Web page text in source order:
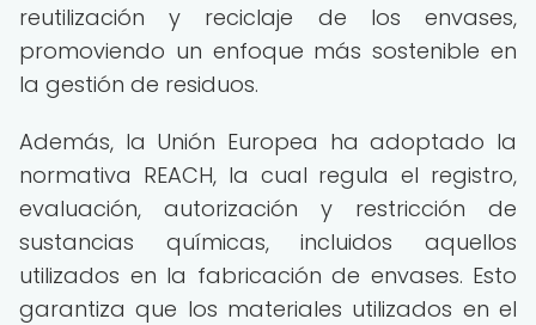
reutilización y reciclaje de los envases,
promoviendo un enfoque más sostenible en
la gestión de residuos.
Además, la Unión Europea ha adoptado la
normativa REACH, la cual regula el registro,
evaluación, autorización y restricción de
sustancias químicas, incluidos aquellos
utilizados en la fabricación de envases. Esto
garantiza que los materiales utilizados en el